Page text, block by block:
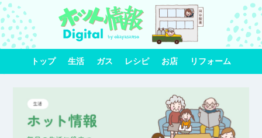
トップ 生活 ガス レシピ お店 リフォーム